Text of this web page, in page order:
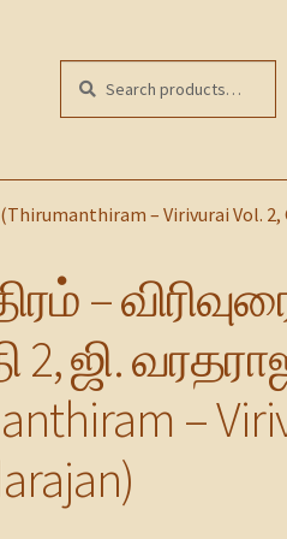
for:
– Virivurai Vol. 2,
–
2, ஜி.
–